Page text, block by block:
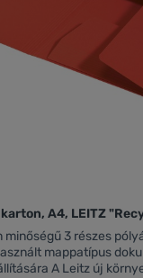
A4, LEITZ
minőségű 3 részes
mappatípus
A Leitz új